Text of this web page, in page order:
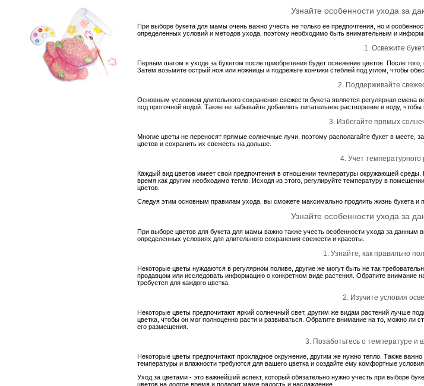
Узнайте особенности ухода за
При выборе букета для мамы очень важно учесть не только ее предпочтения, но и
определенных условий и методов ухода, поэтому необходимо быть внимательным и
1. Освежите
Первым шагом в уходе за букетом после приобретения будет освежение цветов. После того,
Затем возьмите острый нож или ножницы и подрежьте кончики стеблей под углом, чтобы
2. Поддерживайте
Основным условием длительного сохранения свежести букета является регулярная
под проточной водой. Также не забывайте добавлять питательное растворение в воду, чтобы
3. Избегайте прямых
Многие цветы не переносят прямые солнечные лучи, поэтому располагайте букет в месте,
цветов и сохранить их свежесть на дольше.
4. Учет
Каждый вид цветов имеет свои предпочтения в отношении температуры окружающей
время как другим необходимо тепло. Исходя из этого, регулируйте температуру в
цветов.
Следуя этим основным правилам ухода, вы сможете максимально продлить жизнь букета и
Узнайте особенности ухода за
При выборе цветов для букета для мамы важно также учесть особенности ухода за данным
определенных условиях для длительного сохранения свежести и красоты.
1. Узнайте, как правильно
Некоторые цветы нуждаются в регулярном поливе, другие же могут быть не так
продавцом или исследовать информацию о конкретном виде растения. Обратите внимание
требуется для каждого цветка.
2. Изучите условия
Некоторые цветы предпочитают яркий солнечный свет, другим же видам растений лучше
цветка, чтобы он мог полноценно расти и развиваться. Обратите внимание на то, можно ли
его размещения.
3. Позаботьтесь о температуре и
Некоторые цветы предпочитают прохладное окружение, другим же нужно тепло. Также
температуры и влажности требуются для вашего цветка и создайте ему комфортные условия.
Уход за цветами - это важнейший аспект, который обязательно нужно учесть при выборе
цветов на долгое время и подарит маме радость и наслаждение.